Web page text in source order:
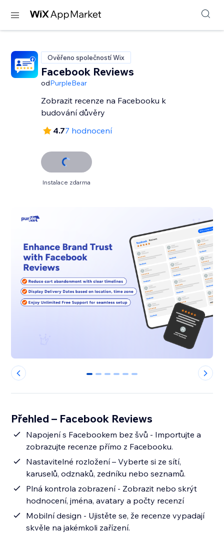
Ověřeno společností Wix
Facebook Reviews
odPurpleBear
Zobrazit recenze na Facebooku k
budování důvěry
4.77 hodnocení
Instalace zdarma
0 1 2 3 4 5
Přehled – Facebook Reviews
Napojení s Facebookem bez švů - Importujte a
zobrazujte recenze přímo z Facebooku.
Nastavitelné rozložení – Vyberte si ze sítí,
karuselů, odznaků, zedníku nebo seznamů.
Plná kontrola zobrazení - Zobrazit nebo skrýt
hodnocení, jména, avatary a počty recenzí
Mobilní design - Ujistěte se, že recenze vypadají
skvěle na jakémkoli zařízení.